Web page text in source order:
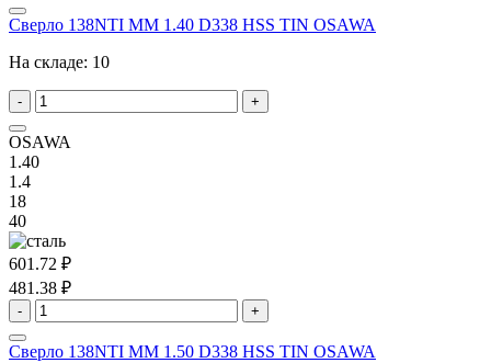
Сверло 138NTI MM 1.40 D338 HSS TIN OSAWA
На складе: 10
- +
OSAWA
1.40
1.4
18
40
601.72 ₽
481.38 ₽
- +
Сверло 138NTI MM 1.50 D338 HSS TIN OSAWA